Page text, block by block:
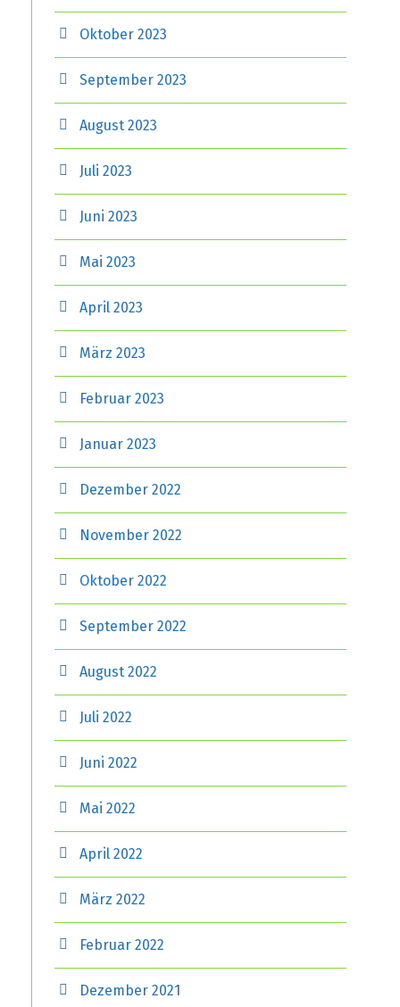
Oktober 2023
September 2023
August 2023
Juli 2023
Juni 2023
Mai 2023
April 2023
März 2023
Februar 2023
Januar 2023
Dezember 2022
November 2022
Oktober 2022
September 2022
August 2022
Juli 2022
Juni 2022
Mai 2022
April 2022
März 2022
Februar 2022
Dezember 2021